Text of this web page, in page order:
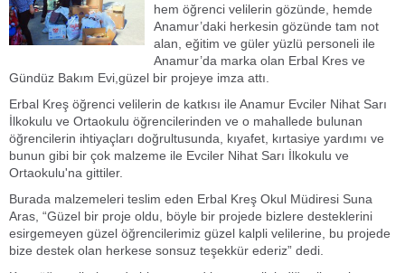
hem öğrenci velilerin gözünde, hemde
Anamur’daki herkesin gözünde tam not
alan, eğitim ve güler yüzlü personeli ile
Anamur’da marka olan Erbal Kres ve
Gündüz Bakım Evi,güzel bir projeye imza attı.
Erbal Kreş öğrenci velilerin de katkısı ile Anamur Evciler Nihat Sarı
İlkokulu ve Ortaokulu öğrencilerinden ve o mahallede bulunan
öğrencilerin ihtiyaçları doğrultusunda, kıyafet, kırtasiye yardımı ve
bunun gibi bir çok malzeme ile Evciler Nihat Sarı İlkokulu ve
Ortaokulu'na gittiler.
Burada malzemeleri teslim eden Erbal Kreş Okul Müdiresi Suna
Aras, “Güzel bir proje oldu, böyle bir projede bizlere desteklerini
esirgemeyen güzel öğrencilerimiz güzel kalpli velilerine, bu projede
bize destek olan herkese sonsuz teşekkür ederiz” dedi.